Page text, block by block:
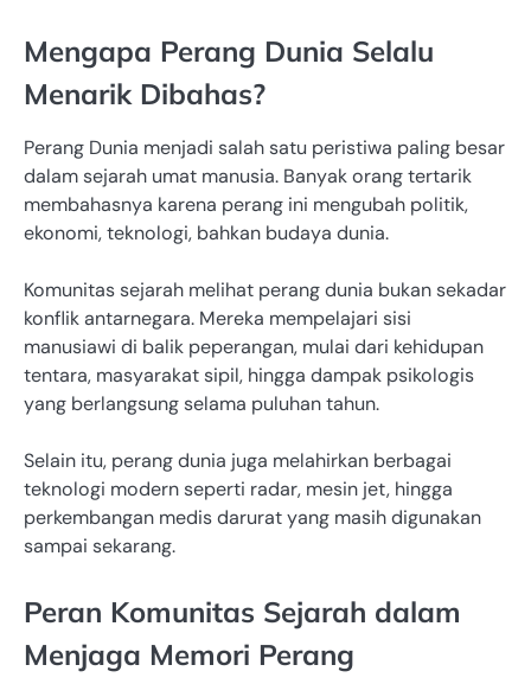
Mengapa Perang Dunia Selalu
Menarik Dibahas?
Perang Dunia menjadi salah satu peristiwa paling besar
dalam sejarah umat manusia. Banyak orang tertarik
membahasnya karena perang ini mengubah politik,
ekonomi, teknologi, bahkan budaya dunia.
Komunitas sejarah melihat perang dunia bukan sekadar
konflik antarnegara. Mereka mempelajari sisi
manusiawi di balik peperangan, mulai dari kehidupan
tentara, masyarakat sipil, hingga dampak psikologis
yang berlangsung selama puluhan tahun.
Selain itu, perang dunia juga melahirkan berbagai
teknologi modern seperti radar, mesin jet, hingga
perkembangan medis darurat yang masih digunakan
sampai sekarang.
Peran Komunitas Sejarah dalam
Menjaga Memori Perang